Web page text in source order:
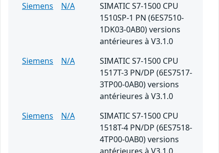
Siemens
N/A
SIMATIC S7-1500 CPU
1510SP-1 PN (6ES7510-
1DK03-0AB0) versions
antérieures à V3.1.0
Siemens
N/A
SIMATIC S7-1500 CPU
1517T-3 PN/DP (6ES7517-
3TP00-0AB0) versions
antérieures à V3.1.0
Siemens
N/A
SIMATIC S7-1500 CPU
1518T-4 PN/DP (6ES7518-
4TP00-0AB0) versions